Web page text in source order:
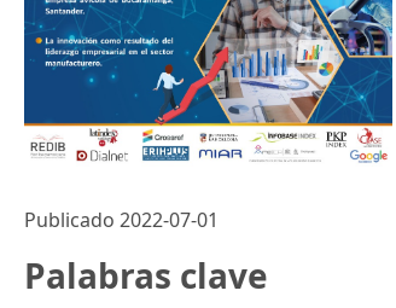
Publicado 2022-07-01
Palabras clave